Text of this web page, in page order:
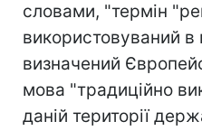
словами, "термін
використовуваний в
визначений
мова "традиційно
даній території